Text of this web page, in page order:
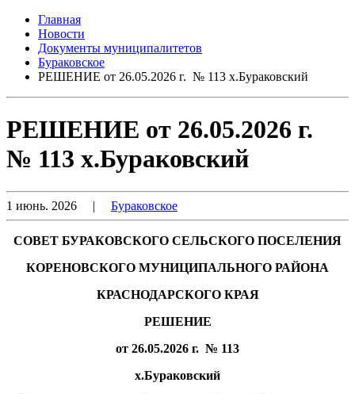
Главная
Новости
Документы муниципалитетов
Бураковское
РЕШЕНИЕ от 26.05.2026 г. № 113 х.Бураковский
РЕШЕНИЕ от 26.05.2026 г.
№ 113 х.Бураковский
1 июнь. 2026 | Бураковское
СОВЕТ БУРАКОВСКОГО СЕЛЬСКОГО ПОСЕЛЕНИЯ
КОРЕНОВСКОГО МУНИЦИПАЛЬНОГО РАЙОНА
КРАСНОДАРСКОГО КРАЯ
РЕШЕНИЕ
от 26.05.2026 г. № 113
х.Бураковский